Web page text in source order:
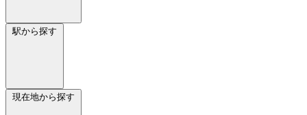
駅から探す
現在地から探す